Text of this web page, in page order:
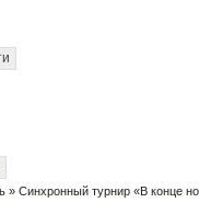
»Синхронный турнир «В конце